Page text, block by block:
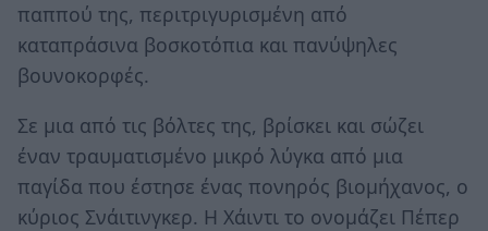
παππού της, περιτριγυρισμένη από
καταπράσινα βοσκοτόπια και πανύψηλες
βουνοκορφές.
Σε μια από τις βόλτες της, βρίσκει και σώζει
έναν τραυματισμένο μικρό λύγκα από μια
παγίδα που έστησε ένας πονηρός βιομήχανος, ο
κύριος Σνάιτινγκερ. Η Χάιντι το ονομάζει Πέπερ